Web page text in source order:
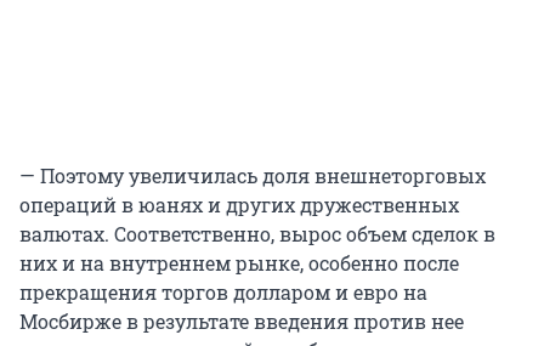
— Поэтому увеличилась доля внешнеторговых
операций в юанях и других дружественных
валютах. Соответственно, вырос объем сделок в
них и на внутреннем рынке, особенно после
прекращения торгов долларом и евро на
Мосбирже в результате введения против нее